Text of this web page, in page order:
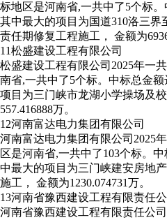
标地区是河南省,一共中了5个标。
其中最大的项目为国道310洛三
责任期修复工程施工， 金额为
11松盛建设工程有限公司
松盛建设工程有限公司2025年一
南省,一共中了5个标。中标总金额
项目为三门峡市龙湖小学操场及
557.416888万。
12河南富达电力集团有限公司
河南富达电力集团有限公司2025
区是河南省,一共中了103个标。
中最大的项目为三门峡建安房地
施工， 金额为1230.074731万。
13河南省豫西建设工程有限责任公
河南省豫西建设工程有限责任公